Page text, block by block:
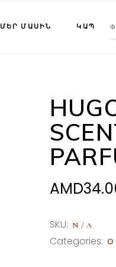
ՄԵՐ ՄԱՍԻՆ ԿԱՊ
AMD
SKU: N/A
Categories: